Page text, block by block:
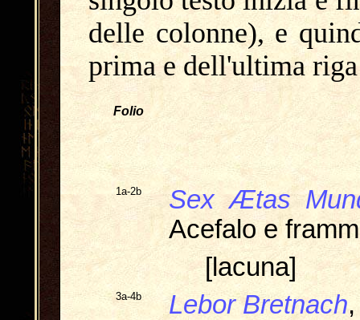
delle colonne), e
prima e dell'ultima riga
Folio
1a-2b
Sex Ætas
Acefalo e
[lacuna]
3a-4b Lebor Bretnach